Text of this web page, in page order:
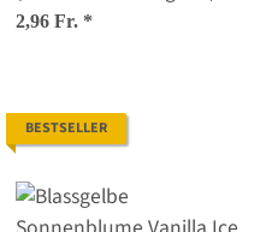
Bio-Saatgut
2,96 Fr. *
BESTSELLER